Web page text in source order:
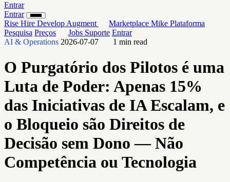
Entrar
Entrar
Rise Hire Develop Augment Marketplace Mike Plataforma
Pesquisa Preços Jobs Suporte Entrar
AI & Operations 2026-07-07 1 min read
O Purgatório dos Pilotos é uma
Luta de Poder: Apenas 15%
das Iniciativas de IA Escalam, e
o Bloqueio são Direitos de
Decisão sem Dono — Não
Competência ou Tecnologia